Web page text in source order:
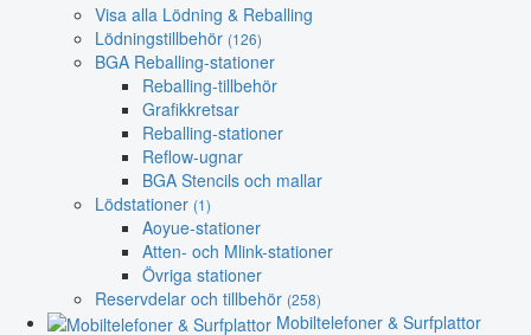
Visa alla Lödning & Reballing
Lödningstillbehör (126)
BGA Reballing-stationer
Reballing-tillbehör
Grafikkretsar
Reballing-stationer
Reflow-ugnar
BGA Stencils och mallar
Lödstationer (1)
Aoyue-stationer
Atten- och Mlink-stationer
Övriga stationer
Reservdelar och tillbehör (258)
Mobiltelefoner & Surfplattor